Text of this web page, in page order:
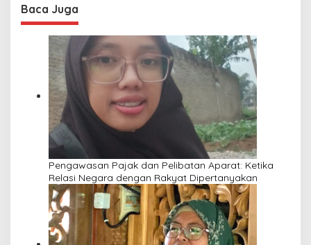
Baca Juga
Pengawasan Pajak dan Pelibatan Aparat: Ketika
Relasi Negara dengan Rakyat Dipertanyakan